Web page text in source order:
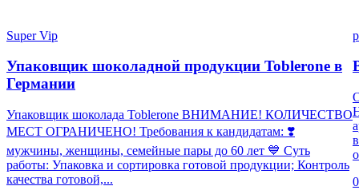
Super Vip
Упаковщик шоколадной продукции Toblerone в
Германии
Упаковщик шоколада Toblerone ВНИМАНИЕ! КОЛИЧЕСТВО
МЕСТ ОГРАНИЧЕНО! Требования к кандидатам: ❣️
мужчины, женщины, семейные пары до 60 лет 💙 Суть
работы: Упаковка и сортировка готовой продукции; Контроль
качества готовой,...